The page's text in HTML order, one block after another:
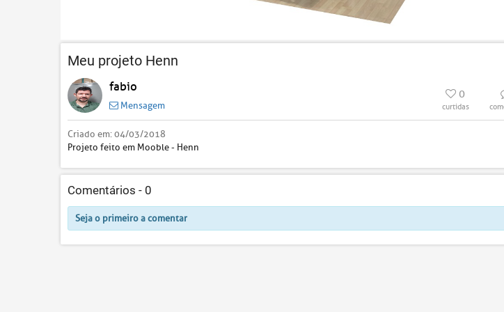
Meu projeto Henn
fabio
Mensagem
0
curtidas
Criado em:04/03/2018
Projeto feito em Mooble - Henn
Comentários - 0
Seja o primeiro a comentar